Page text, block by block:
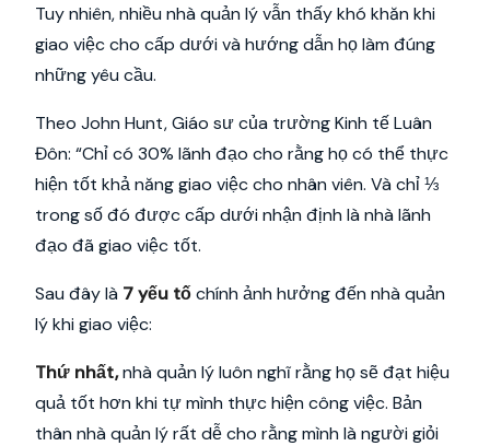
Tuy nhiên, nhiều nhà quản lý vẫn thấy khó khăn khi
giao việc cho cấp dưới và hướng dẫn họ làm đúng
những yêu cầu.
Theo John Hunt, Giáo sư của trường Kinh tế Luân
Đôn: “Chỉ có 30% lãnh đạo cho rằng họ có thể thực
hiện tốt khả năng giao việc cho nhân viên. Và chỉ ⅓
trong số đó được cấp dưới nhận định là nhà lãnh
đạo đã giao việc tốt.
Sau đây là 7 yếu tốchính ảnh hưởng đến nhà quản
lý khi giao việc:
Thứ nhất,nhà quản lý luôn nghĩ rằng họ sẽ đạt hiệu
quả tốt hơn khi tự mình thực hiện công việc. Bản
thân nhà quản lý rất dễ cho rằng mình là người giỏi